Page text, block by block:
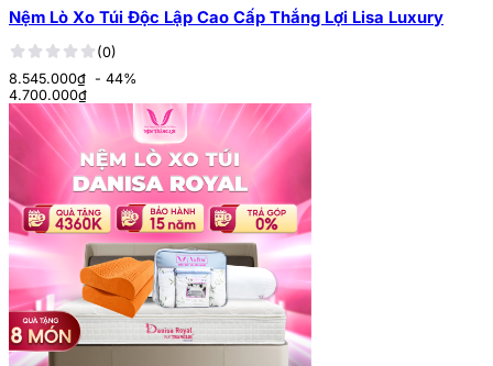
Nệm Lò Xo Túi Độc Lập Cao Cấp Thắng Lợi Lisa Luxury
(0)
8.545.000₫ - 44%
4.700.000₫